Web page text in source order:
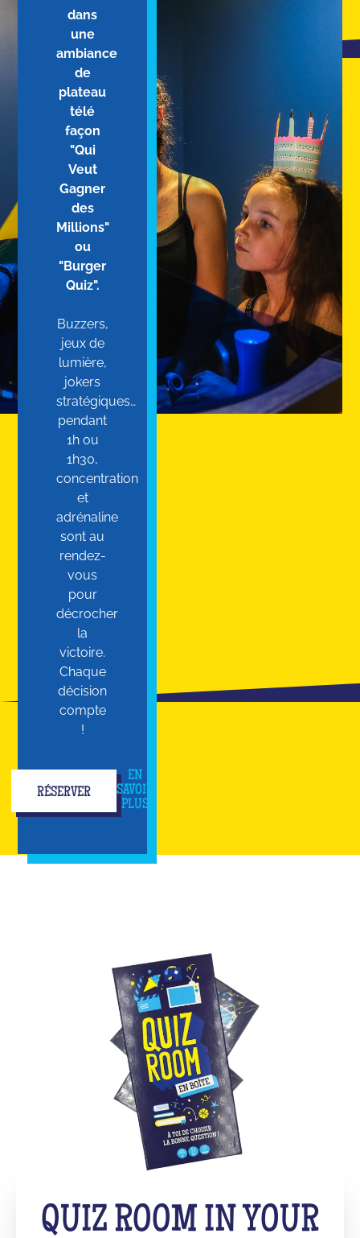
dans
une
ambiance
de
plateau
télé
façon
"Qui
Veut
Gagner
des
Millions"
ou
"Burger
Quiz".
Buzzers,
jeux de
lumière,
jokers
stratégiques…
pendant
1h ou
1h30,
concentration
et
adrénaline
sont au
rendez-
vous
pour
décrocher
la
victoire.
Chaque
décision
compte
!
RÉSERVER
EN
SAVOIR
PLUS
QUIZ ROOM IN YOUR